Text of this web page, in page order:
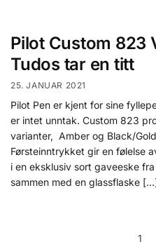
Pilot Custom 823
Tudos tar en titt
25. JANUAR 2021
Pilot Pen er kjent for sine
er intet unntak. Custom 823
varianter, Amber og Black/
Førsteinntrykket gir en følelse
i en eksklusiv sort gaveeske
sammen med en glassflaske
1